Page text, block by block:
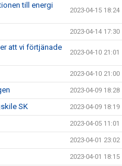
till energi
2023-04-15 18:24
2023-04-14 17:30
att vi förtjänade
2023-04-10 21:01
2023-04-10 21:00
2023-04-09 18:28
SK 2023-04-09 18:19
2023-04-05 11:01
2023-04-01 23:02
2023-04-01 18:15